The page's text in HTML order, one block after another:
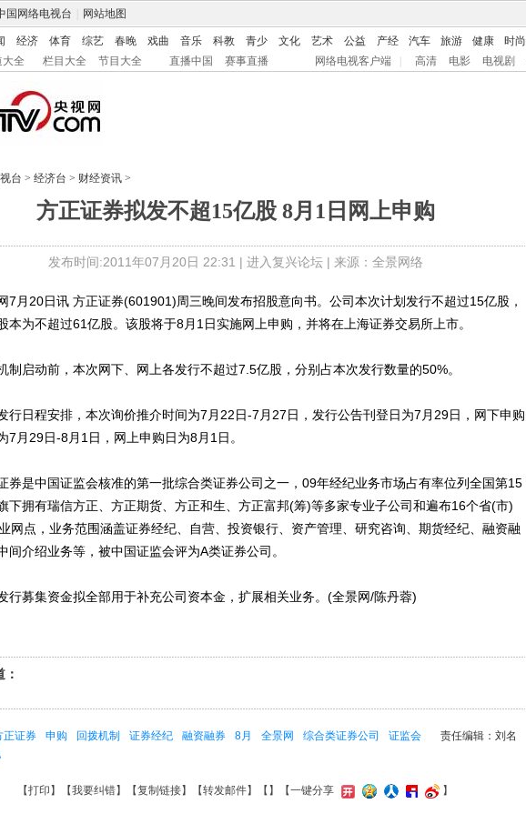
国网络电视台 网站地图
经济 体育 综艺 春晚 戏曲 音乐 科教 青少 文化 艺术 公益 产经 汽车 旅游 健康 时尚
大全 栏目大全 节目大全 直播中国 赛事直播 网络电视客户端 高清 电影 电视剧
台 > 经济台 > 财经资讯 >
方正证券拟发不超15亿股 8月1日网上申购
发布时间:2011年07月20日 22:31 | 进入复兴论坛| 来源：全景网络
20日讯 方正证券(601901)周三晚间发布招股意向书。公司本次计划发行不超过15亿股，
本为不超过61亿股。该股将于8月1日实施网上申购，并将在上海证券交易所上市。
启动前，本次网下、网上各发行不超过7.5亿股，分别占本次发行数量的50%。
日程安排，本次询价推介时间为7月22日-7月27日，发行公告刊登日为7月29日，网下申购
7月29日-8月1日，网上申购日为8月1日。
是中国证监会核准的第一批综合类证券公司之一，09年经纪业务市场占有率位列全国第15
下拥有瑞信方正、方正期货、方正和生、方正富邦(筹)等多家专业子公司和遍布16个省(市)
网点，业务范围涵盖证券经纪、自营、投资银行、资产管理、研究咨询、期货经纪、融资融
间介绍业务等，被中国证监会评为A类证券公司。
募集资金拟全部用于补充公司资本金，扩展相关业务。(全景网/陈丹蓉)
责任编辑：刘名
正证券 申购 回拨机制 证券经纪 融资融券 8月 全景网 综合类证券公司
证监会
【打印 】【我要纠错】【复制链接】【转发邮件】【 】 【一键分享 】